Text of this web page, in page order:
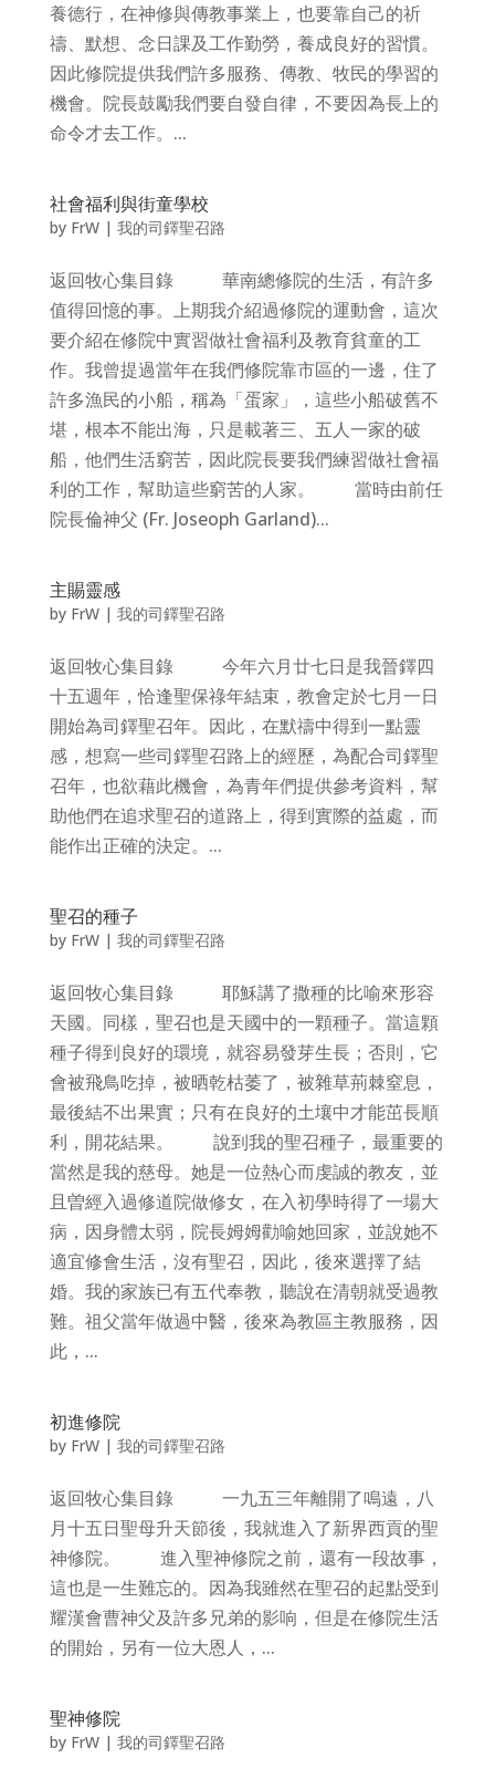
養德行，在神修與傳教事業上，也要靠自己的祈
禱、默想、念日課及工作勤勞，養成良好的習慣。
因此修院提供我們許多服務、傳教、牧民的學習的
機會。院長鼓勵我們要自發自律，不要因為長上的
命令才去工作。...
社會福利與街童學校
by FrW| 我的司鐸聖召路
返回牧心集目錄 華南總修院的生活，有許多
值得回憶的事。上期我介紹過修院的運動會，這次
要介紹在修院中實習做社會福利及教育貧童的工
作。我曾提過當年在我們修院靠市區的一邊，住了
許多漁民的小船，稱為「蛋家」，這些小船破舊不
堪，根本不能出海，只是載著三、五人一家的破
船，他們生活窮苦，因此院長要我們練習做社會福
利的工作，幫助這些窮苦的人家。 當時由前任
院長倫神父 (Fr. Joseoph Garland)...
主賜靈感
by FrW| 我的司鐸聖召路
返回牧心集目錄 今年六月廿七日是我晉鐸四
十五週年，恰逢聖保祿年結束，教會定於七月一日
開始為司鐸聖召年。因此，在默禱中得到一點靈
感，想寫一些司鐸聖召路上的經歷，為配合司鐸聖
召年，也欲藉此機會，為青年們提供參考資料，幫
助他們在追求聖召的道路上，得到實際的益處，而
能作出正確的決定。...
聖召的種子
by FrW| 我的司鐸聖召路
返回牧心集目錄 耶穌講了撒種的比喻來形容
天國。同樣，聖召也是天國中的一顆種子。當這顆
種子得到良好的環境，就容易發芽生長；否則，它
會被飛鳥吃掉，被晒乾枯萎了，被雜草荊棘窒息，
最後結不出果實；只有在良好的土壤中才能茁長順
利，開花結果。 說到我的聖召種子，最重要的
當然是我的慈母。她是一位熱心而虔誠的教友，並
且曽經入過修道院做修女，在入初學時得了一場大
病，因身體太弱，院長姆姆勸喻她回家，並說她不
適宜修會生活，沒有聖召，因此，後來選擇了結
婚。我的家族已有五代奉教，聽說在清朝就受過教
難。祖父當年做過中醫，後來為教區主教服務，因
此，...
初進修院
by FrW| 我的司鐸聖召路
返回牧心集目錄 一九五三年離開了鳴遠，八
月十五日聖母升天節後，我就進入了新界西貢的聖
神修院。 進入聖神修院之前，還有一段故事，
這也是一生難忘的。因為我雖然在聖召的起點受到
耀漢會曹神父及許多兄弟的影响，但是在修院生活
的開始，另有一位大恩人，...
聖神修院
by FrW| 我的司鐸聖召路